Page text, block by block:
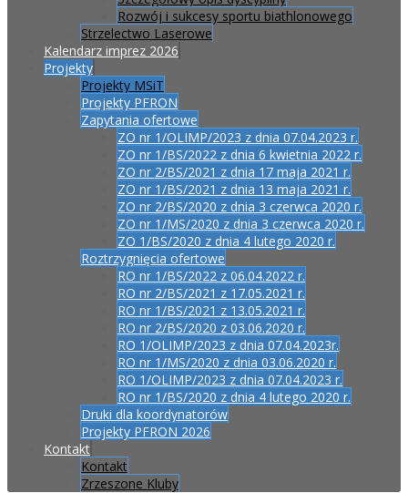
Rozwój i sukcesy sportu biathlonowego
Strzelectwo Laserowe
Kalendarz imprez 2026
Projekty
Projekty MSiT
Projekty PFRON
Zapytania ofertowe
ZO nr 1/OLIMP/2023 z dnia 07.04.2023 r.
ZO nr 1/BS/2022 z dnia 6 kwietnia 2022 r.
ZO nr 2/BS/2021 z dnia 17 maja 2021 r.
ZO nr 1/BS/2021 z dnia 13 maja 2021 r.
ZO nr 2/BS/2020 z dnia 3 czerwca 2020 r.
ZO nr 1/MS/2020 z dnia 3 czerwca 2020 r.
ZO 1/BS/2020 z dnia 4 lutego 2020 r.
Roztrzygnięcia ofertowe
RO nr 1/BS/2022 z 06.04.2022 r.
RO nr 2/BS/2021 z 17.05.2021 r.
RO nr 1/BS/2021 z 13.05.2021 r.
RO nr 2/BS/2020 z 03.06.2020 r.
RO 1/OLIMP/2023 z dnia 07.04.2023r.
RO nr 1/MS/2020 z dnia 03.06.2020 r.
RO 1/OLIMP/2023 z dnia 07.04.2023 r.
RO nr 1/BS/2020 z dnia 4 lutego 2020 r.
Druki dla koordynatorów
Projekty PFRON 2026
Kontakt
Kontakt
Zrzeszone Kluby